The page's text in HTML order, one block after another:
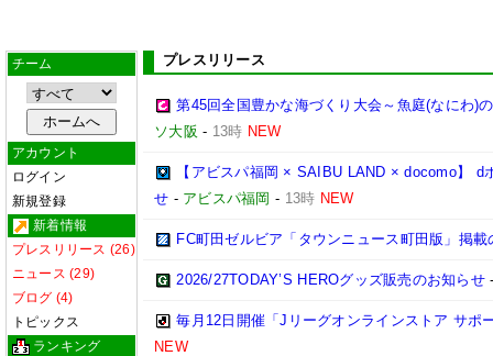
チーム
アカウント
ログイン
新規登録
新着情報
プレスリリース (26)
ニュース (29)
ブログ (4)
トピックス
ランキング
プレスリリース
第45回全国豊かな海づくり大会～魚庭(なにわ)
ソ大阪 - 13時 NEW
【アビスパ福岡 × SAIBU LAND × docomo】
せ - アビスパ福岡 - 13時 NEW
FC町田ゼルビア「タウンニュース町田版」掲載
2026/27TODAY’S HEROグッズ販売のお知らせ
毎月12日開催「Jリーグオンラインストア サポ
NEW